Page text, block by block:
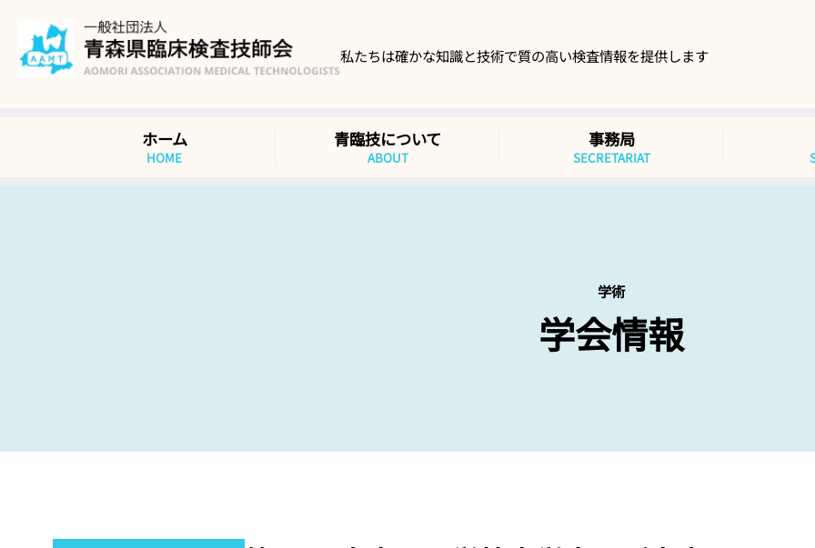
私たちは確かな知識と技術で質の高い検査情報を提供します
ホーム
HOME
青臨技について
ABOUT
事務局
SECRETARIAT
学術
学会情報